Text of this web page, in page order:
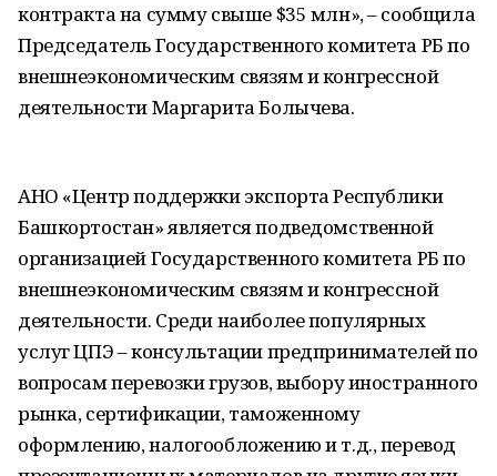
контракта на сумму свыше $35 млн», – сообщила
Председатель Государственного комитета РБ по
внешнеэкономическим связям и конгрессной
деятельности Маргарита Болычева.
АНО «Центр поддержки экспорта Республики
Башкортостан» является подведомственной
организацией Государственного комитета РБ по
внешнеэкономическим связям и конгрессной
деятельности. Среди наиболее популярных
услуг ЦПЭ – консультации предпринимателей по
вопросам перевозки грузов, выбору иностранного
рынка, сертификации, таможенному
оформлению, налогообложению и т.д., перевод